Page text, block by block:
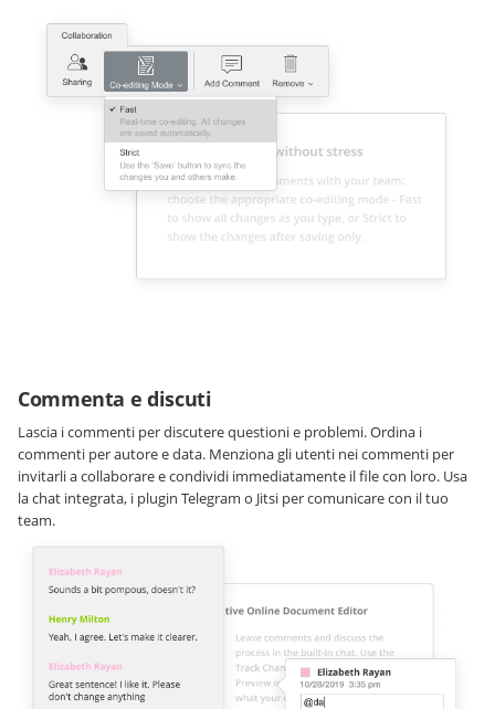
Commenta e discuti
Lascia i commenti per discutere questioni e problemi. Ordina i
commenti per autore e data. Menziona gli utenti nei commenti per
invitarli a collaborare e condividi immediatamente il file con loro. Usa
la chat integrata, i plugin Telegram o Jitsi per comunicare con il tuo
team.